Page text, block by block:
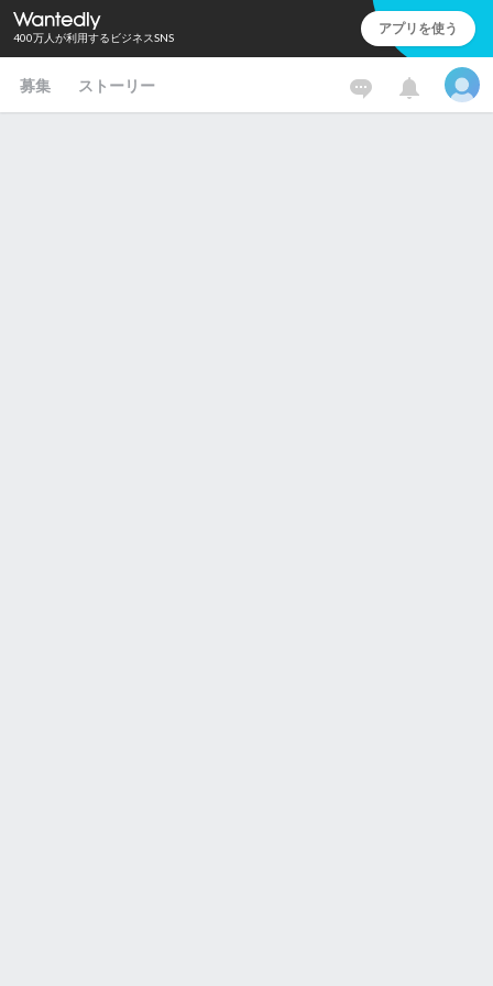
400万人が利用するビジネスSNS アプリを使う
募集 ストーリー